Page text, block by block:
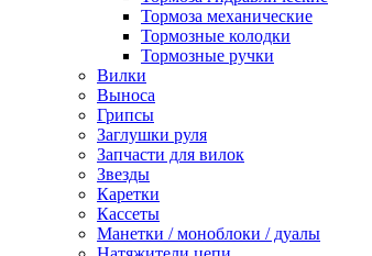
Тормоза механические
Тормозные колодки
Тормозные ручки
Вилки
Выноса
Грипсы
Заглушки руля
Запчасти для вилок
Звезды
Каретки
Кассеты
Манетки / моноблоки / дуалы